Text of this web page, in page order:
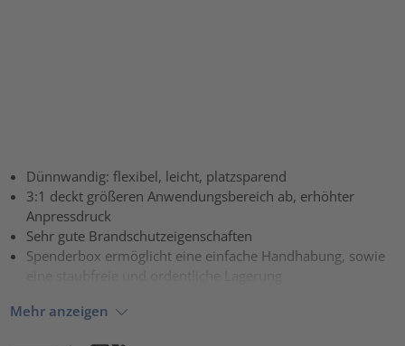
Dünnwandig: flexibel, leicht, platzsparend
3:1 deckt größeren Anwendungsbereich ab, erhöhter
Anpressdruck
Sehr gute Brandschutzeigenschaften
Spenderbox ermöglicht eine einfache Handhabung, sowie
eine staubfreie und ordentliche Lagerung
Mehr anzeigen